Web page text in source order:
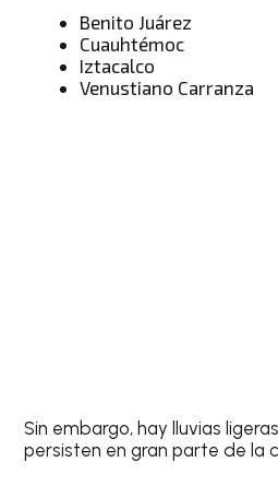
Benito Juárez
Cuauhtémoc
Iztacalco
Venustiano Carranza
Sin embargo, hay lluvias
persisten en gran parte de la